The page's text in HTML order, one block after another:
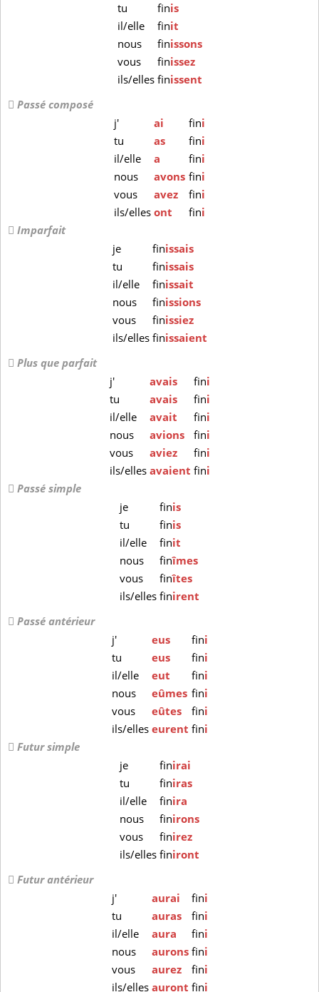
tu
finis
il/elle
finit
nous
finissons
vous
finissez
ils/elles finissent
Passé composé
j'
ai fini
tu
as fini
il/elle
a fini
nous
avons fini
vous
avez fini
ils/ellesont fini
Imparfait
je
finissais
tu
finissais
il/elle
finissait
nous
finissions
vous
finissiez
ils/elles finissaient
Plus que parfait
j'
avais fini
tu
avais fini
il/elle
avait fini
nous
avions fini
vous
aviez fini
ils/elles avaient fini
Passé simple
je
finis
tu
finis
il/elle
finit
nous
finîmes
vous
finîtes
ils/ellesfinirent
Passé antérieur
j'
eus fini
tu
eus fini
il/elle
eut fini
nous
eûmes fini
vous
eûtes fini
ils/elles eurent fini
Futur simple
je
finirai
tu
finiras
il/elle
finira
nous
finirons
vous
finirez
ils/ellesfiniront
Futur antérieur
j'
aurai fini
tu
auras fini
il/elle
aura fini
nous
aurons fini
vous
aurez fini
ils/elles auront fini